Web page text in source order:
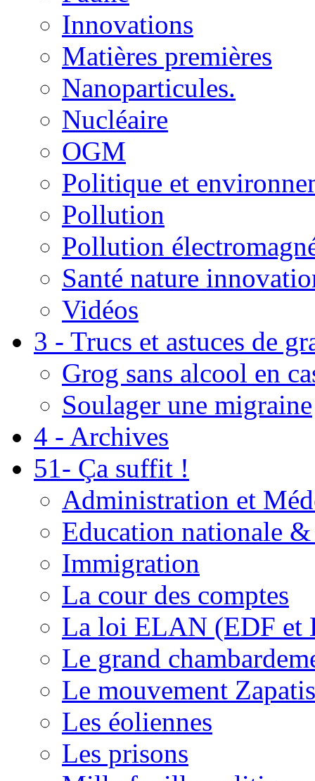
Innovations
Matières premières
Nanoparticules.
Nucléaire
OGM
Politique et
Pollution
Pollution
Santé nature
Vidéos
3 - Trucs et astuces de
Grog sans alcool en
Soulager une migraine
4 - Archives
51- Ça suffit !
Administration et
Education nationale
Immigration
La cour des comptes
La loi ELAN (EDF et
Le grand
Le mouvement
Les éoliennes
Les prisons